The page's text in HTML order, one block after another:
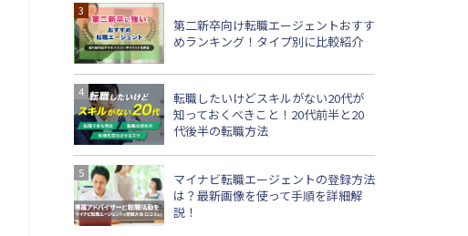
第二新卒向け転職エージェントおすす
めランキング！タイプ別に比較紹介
転職したいけどスキルがない20代が
知っておくべきこと！20代前半と20
代後半の転職方法
マイナビ転職エージェントの登録方法
は？最新画像を使って手順を詳細解
説！